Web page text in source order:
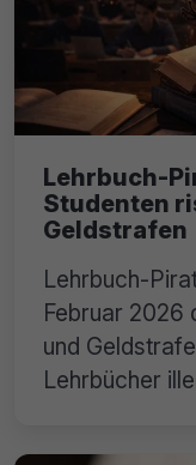
Lehrbuch-
Studenten
Geldstrafen
Lehrbuch-
Februar 2026
und
Lehrbücher